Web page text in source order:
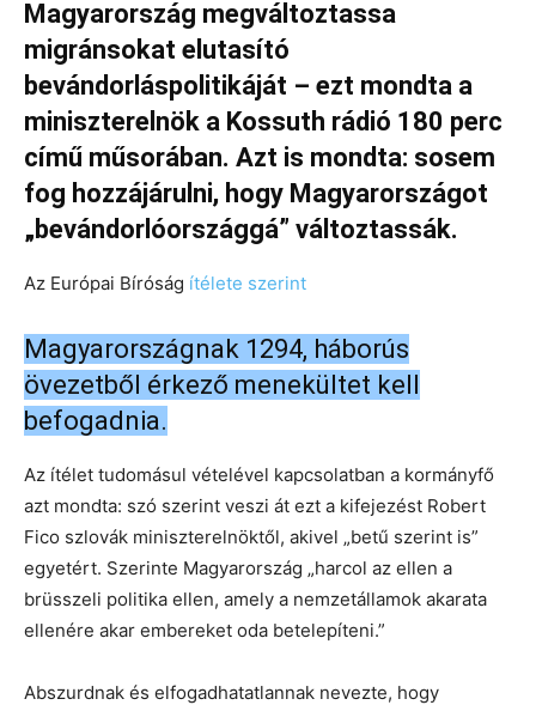
Magyarország megváltoztassa
migránsokat elutasító
bevándorláspolitikáját – ezt mondta a
miniszterelnök a Kossuth rádió 180 perc
című műsorában. Azt is mondta: sosem
fog hozzájárulni, hogy Magyarországot
„bevándorlóországgá” változtassák.
Az Európai Bíróság ítélete szerint
Magyarországnak 1294, háborús
övezetből érkező menekültet kell
befogadnia.
Az ítélet tudomásul vételével kapcsolatban a kormányfő
azt mondta: szó szerint veszi át ezt a kifejezést Robert
Fico szlovák miniszterelnöktől, akivel „betű szerint is”
egyetért. Szerinte Magyarország „harcol az ellen a
brüsszeli politika ellen, amely a nemzetállamok akarata
ellenére akar embereket oda betelepíteni.”
Abszurdnak és elfogadhatatlannak nevezte, hogy